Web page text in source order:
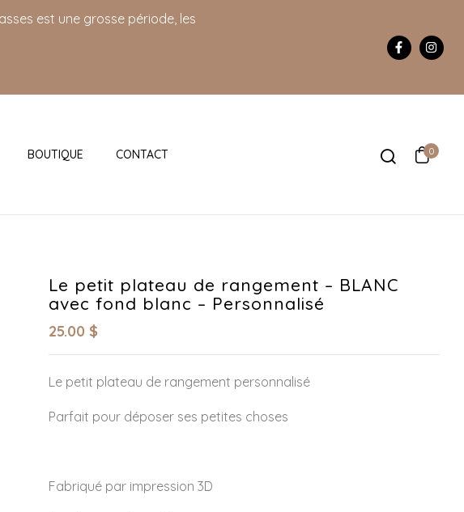
est une grosse période, les
BOUTIQUE CONTACT 0
Le petit plateau de rangement – BLANC
avec fond blanc – Personnalisé
25.00 $
Le petit plateau de rangement personnalisé
Parfait pour déposer ses petites choses
Fabriqué par impression 3D